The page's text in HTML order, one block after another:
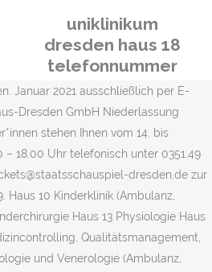
uniklinikum
dresden haus 18
telefonnummer
Januar 2021 ausschließlich per E-
Dresden GmbH Niederlassung
stehen Ihnen vom 14. bis
– 18.00 Uhr telefonisch unter 0351.49
dresden.de zur
Haus 10 Kinderklinik (Ambulanz,
Haus 13 Physiologie Haus
Qualitätsmanagement,
und Venerologie (Ambulanz,